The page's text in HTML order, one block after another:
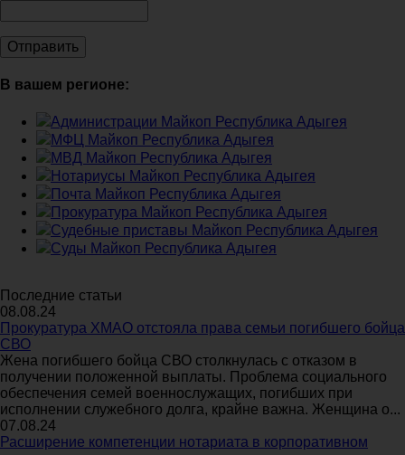
В вашем регионе:
Администрации Майкоп Республика Адыгея
МФЦ Майкоп Республика Адыгея
МВД Майкоп Республика Адыгея
Нотариусы Майкоп Республика Адыгея
Почта Майкоп Республика Адыгея
Прокуратура Майкоп Республика Адыгея
Судебные приставы Майкоп Республика Адыгея
Суды Майкоп Республика Адыгея
Последние статьи
08.08.24
Прокуратура ХМАО отстояла права семьи погибшего бойца
СВО
Жена погибшего бойца СВО столкнулась с отказом в
получении положенной выплаты. Проблема социального
обеспечения семей военнослужащих, погибших при
исполнении служебного долга, крайне важна. Женщина о...
07.08.24
Расширение компетенции нотариата в корпоративном